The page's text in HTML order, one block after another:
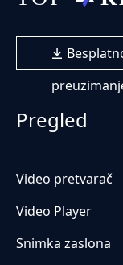
Pregled
Video pretvarač
Video Player
Snimka zaslona